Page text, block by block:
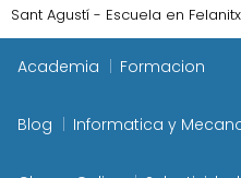
Sant Agustí - Escuela en Felanitx
Academia Formacion
Blog Informatica y